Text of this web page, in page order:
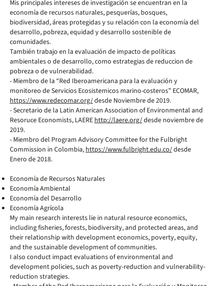
Mis principales intereses de investigación se encuentran en la
economía de recursos naturales, pesquerías, bosques,
biodiversidad, áreas protegidas y su relación con la economía del
desarrollo, pobreza, equidad y desarrollo sostenible de
comunidades.
También trabajo en la evaluación de impacto de políticas
ambientales o de desarrollo, como estrategias de reduccion de
pobreza o de vulnerabilidad.
- Miembro de la “Red Iberoamericana para la evaluación y
monitoreo de Servicios Ecosistemicos marino-costeros” ECOMAR,
https://www.redecomar.org/desde Noviembre de 2019.
- Secretario de la Latin American Association of Environmental and
Resoruce Economists, LAEREhttp://laere.org/desde noviembre de
2019.
- Miembro del Program Advisory Committee for the Fulbright
Commission in Colombia,https://www.fulbright.edu.co/desde
Enero de 2018.
Economía de Recursos Naturales
Economía Ambiental
Economía del Desarrollo
Economía Agrícola
My main research interests lie in natural resource economics,
including fisheries, forests, biodiversity, and protected areas, and
their relationship with development economics, poverty, equity,
and the sustainable development of communities.
I also conduct impact evaluations of environmental and
development policies, such as poverty-reduction and vulnerability-
reduction strategies.